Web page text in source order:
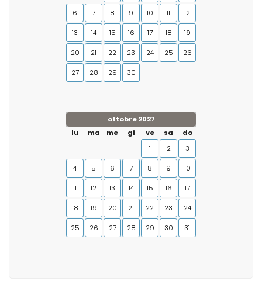
6 7 8 9 10 11 12
13 14 15 16 17 18 19
20 21 22 23 24 25 26
27 28 29 30
ottobre 2027
lu
ma me gi ve sa
do
1
2 3
4 5 6 7 8 9 10
11 12 13 14 15 16 17
18 19 20 21 22 23 24
25 26 27 28 29 30 31